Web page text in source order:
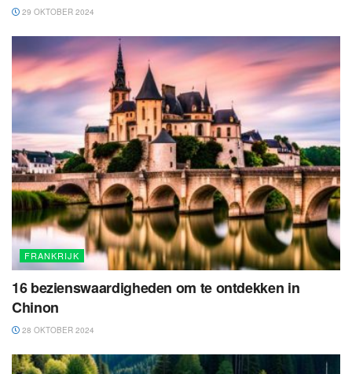
29 OKTOBER 2024
FRANKRIJK
16 bezienswaardigheden om te ontdekken in
Chinon
28 OKTOBER 2024